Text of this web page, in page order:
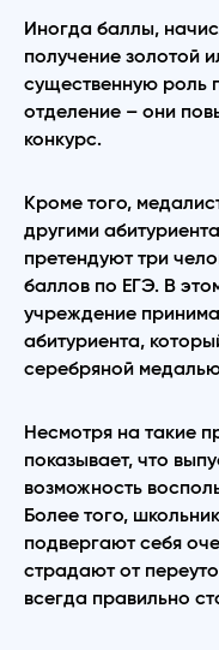
Иногда баллы,
получение золотой
существенную роль
отделение – они
конкурс.
Кроме того,
другими
претендуют три
баллов по ЕГЭ. В
учреждение
абитуриента,
серебряной
Несмотря на такие
показывает, что
возможность
Более того,
подвергают себя
страдают от
всегда правильно